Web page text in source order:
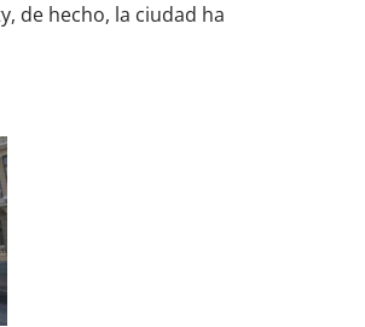
de hecho, la ciudad ha